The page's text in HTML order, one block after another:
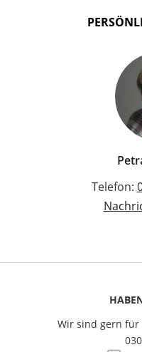
Telefon:
Wir sind gern für